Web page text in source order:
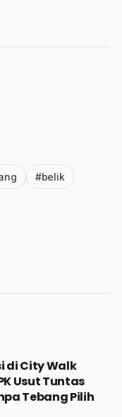
#belik
di City Walk
Usut Tuntas
Tebang Pilih